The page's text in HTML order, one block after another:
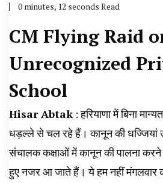
Haryana Police Fir,
News, Student
News, AHN News,
0 minutes, 12 seconds Read
CM Flying Raid
Unrecognized
School
Hisar Abtak: हरियाणा में बिना
धड़ल्ले से चल रहे हैं। कानून की धज्जियां
संचालक कक्षाओं में कानून की पालना करने
हुए नजर आ जाते हैं। ये हम नहीं मंगलवार